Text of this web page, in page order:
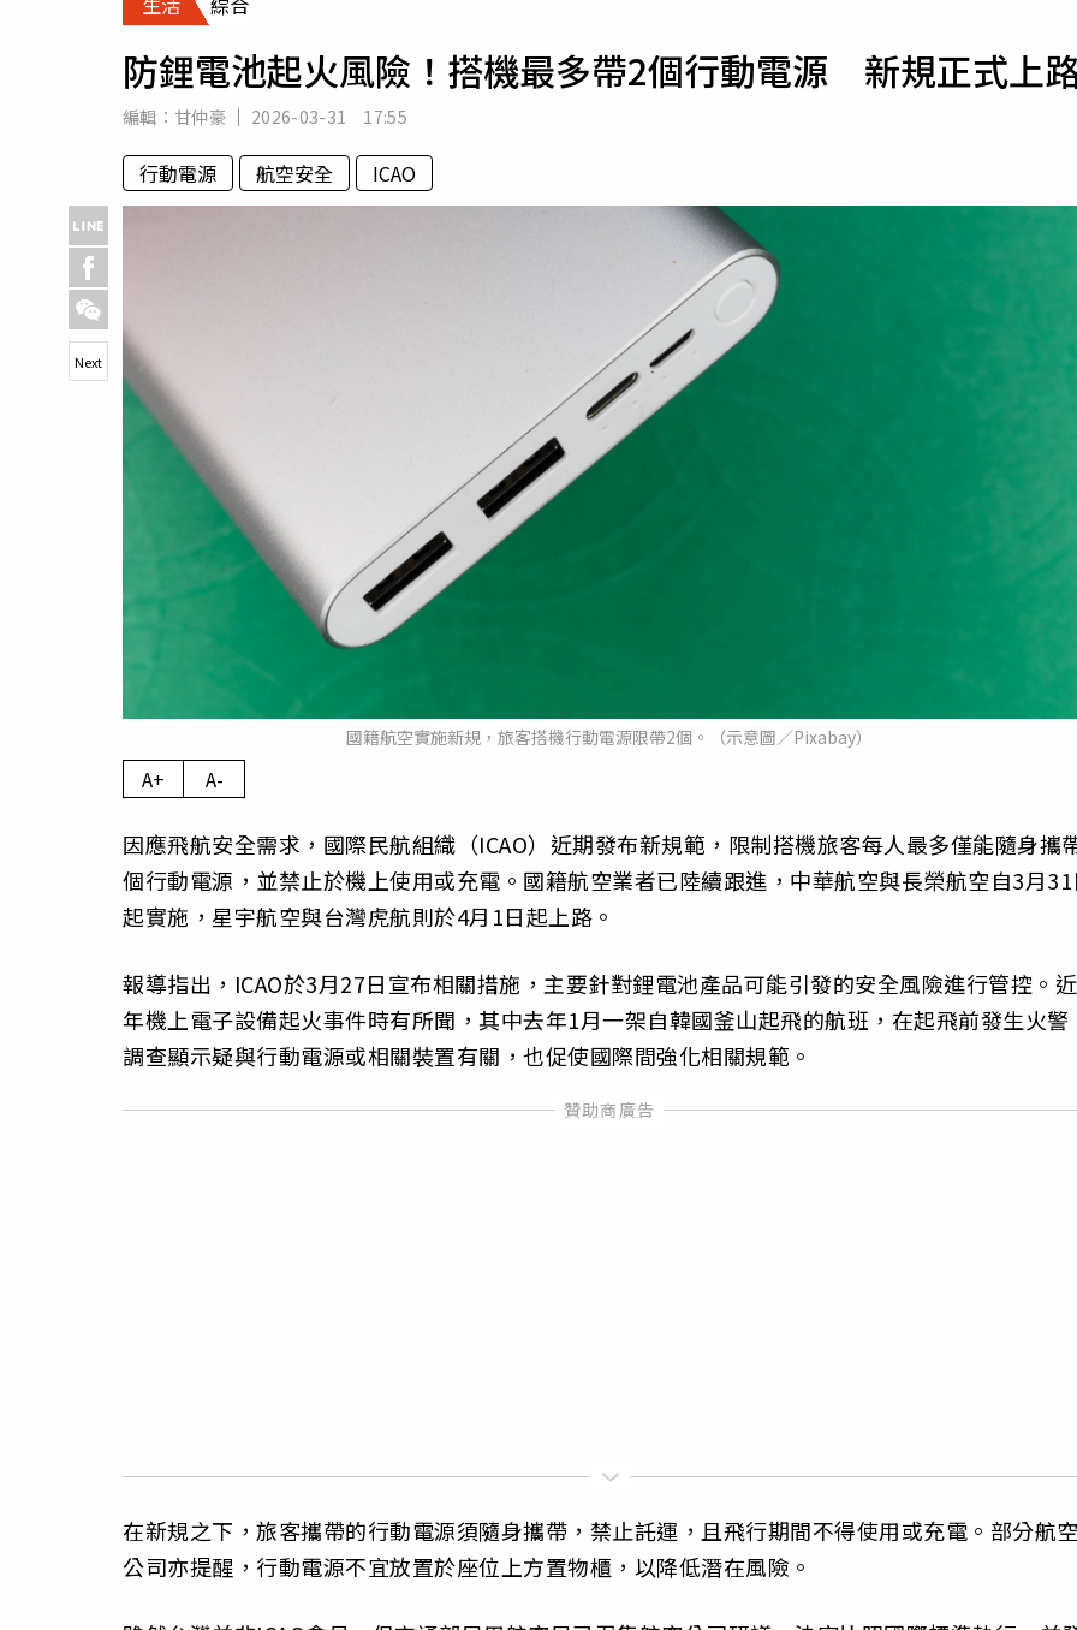
專欄
房產新勢力
運勢
防鋰電池起火風險！搭機最多帶2個行動電源 新規正式上
編輯： 甘仲豪 2026-03-31 17:55
行動電源 航空安全 ICAO
國籍航空實施新規，旅客搭機行動電源限帶2個。（示意圖／Pixabay）
Next
A+ A-
因應飛航安全需求，國際民航組織（ICAO）近期發布新規範，限制搭機旅客每人最多僅能隨身攜
個行動電源，並禁止於機上使用或充電。國籍航空業者已陸續跟進，中華航空與長榮航空自3月
起實施，星宇航空與台灣虎航則於4月1日起上路。
報導指出，ICAO於3月27日宣布相關措施，主要針對鋰電池產品可能引發的安全風險進行管控。近
年機上電子設備起火事件時有所聞，其中去年1月一架自韓國釜山起飛的航班，在起飛前發生火警
調查顯示疑與行動電源或相關裝置有關，也促使國際間強化相關規範。
在新規之下，旅客攜帶的行動電源須隨身攜帶，禁止託運，且飛行期間不得使用或充電。部分航
公司亦提醒，行動電源不宜放置於座位上方置物櫃，以降低潛在風險。